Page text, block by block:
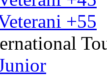
+55